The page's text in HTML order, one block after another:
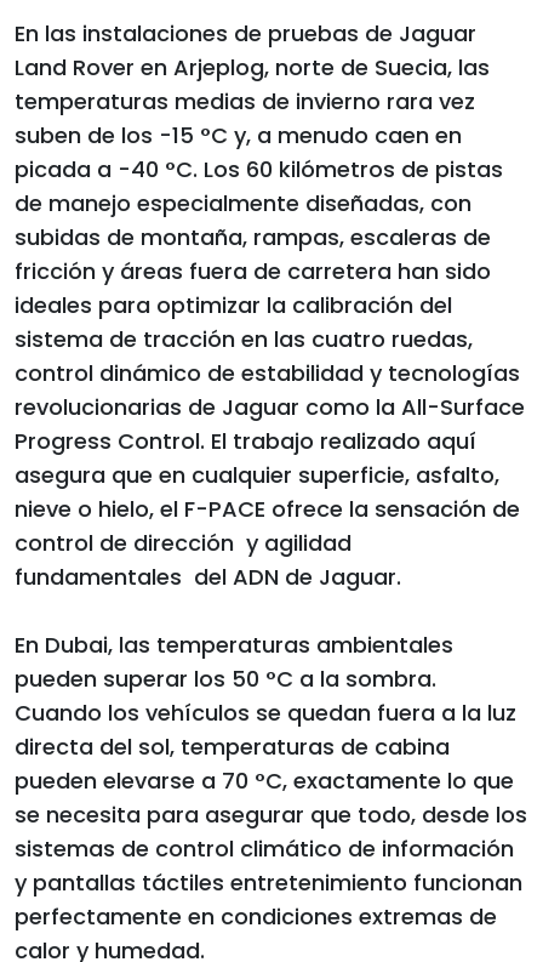
En las instalaciones de pruebas de Jaguar
Land Rover en Arjeplog, norte de Suecia, las
temperaturas medias de invierno rara vez
suben de los -15 °C y, a menudo caen en
picada a -40 °C. Los 60 kilómetros de pistas
de manejo especialmente diseñadas, con
subidas de montaña, rampas, escaleras de
fricción y áreas fuera de carretera han sido
ideales para optimizar la calibración del
sistema de tracción en las cuatro ruedas,
control dinámico de estabilidad y tecnologías
revolucionarias de Jaguar como la All-Surface
Progress Control. El trabajo realizado aquí
asegura que en cualquier superficie, asfalto,
nieve o hielo, el F-PACE ofrece la sensación de
control de dirección y agilidad
fundamentales del ADN de Jaguar.
En Dubai, las temperaturas ambientales
pueden superar los 50 °C a la sombra.
Cuando los vehículos se quedan fuera a la luz
directa del sol, temperaturas de cabina
pueden elevarse a 70 °C, exactamente lo que
se necesita para asegurar que todo, desde los
sistemas de control climático de información
y pantallas táctiles entretenimiento funcionan
perfectamente en condiciones extremas de
calor y humedad.